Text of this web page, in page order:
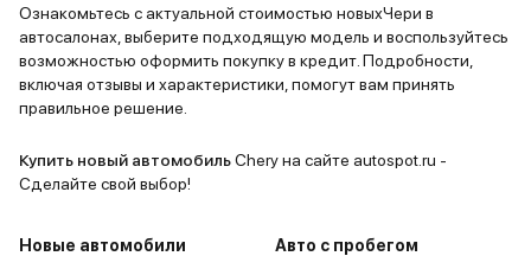
Мультимедийная система
работает быстро и без глюков. В
целом, Chery Tiggo 9 неплохой
но
гибридная
с места,
Ознакомьтесь с актуальной стоимостью новыхЧери в
автосалонах, выберите подходящую модель и воспользуйтесь
возможностью оформить покупку в кредит. Подробности,
включая отзывы и характеристики, помогут вам принять
правильное решение.
Купить новый автомобильChery на сайте autospot.ru -
Сделайте свой выбор!
Новые автомобили
Авто с пробегом